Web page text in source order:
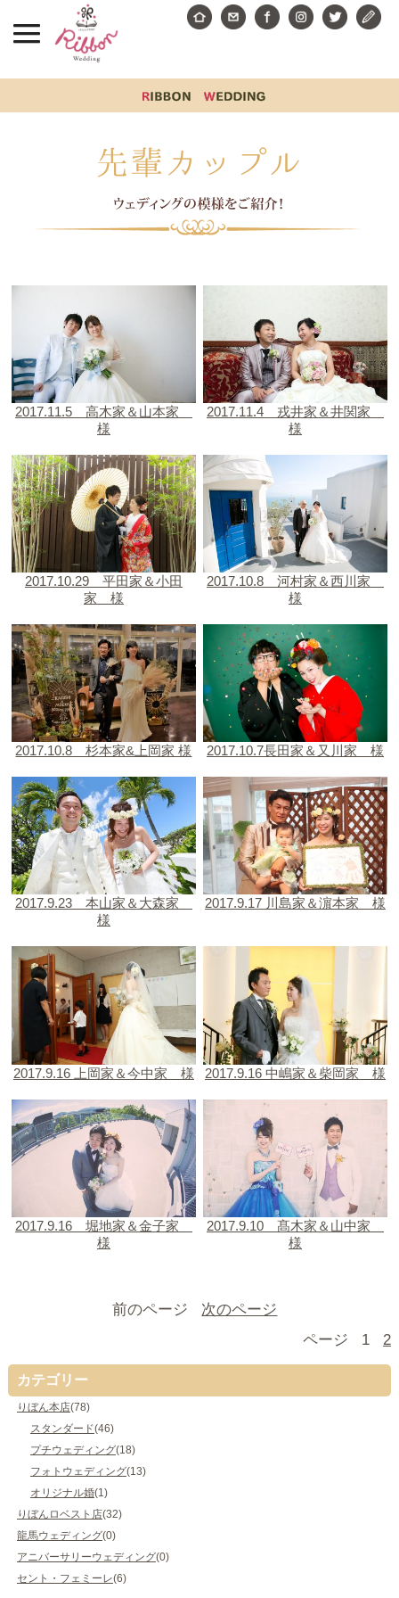
2017.11.5 高木家＆山本家
様
2017.11.4 戎井家＆井関家
様
2017.10.29 平田家＆小田
家 様
2017.10.8 河村家＆西川家
様
2017.10.8 杉本家&上岡家 様 2017.10.7長田家＆又川家 様
2017.9.23 本山家＆大森家
様
2017.9.17 川島家＆濵本家 様
2017.9.16 上岡家＆今中家 様 2017.9.16 中嶋家＆柴岡家 様
2017.9.16 堀地家＆金子家
様
2017.9.10 髙木家＆山中家
様
前のページ
次のページ
ページ
1 2
カテゴリー
りぼん本店(78)
スタンダード(46)
プチウェディング(18)
フォトウェディング(13)
オリジナル婚(1)
りぼんロベスト店(32)
龍馬ウェディング(0)
アニバーサリーウェディング(0)
セント・フェミーレ(6)